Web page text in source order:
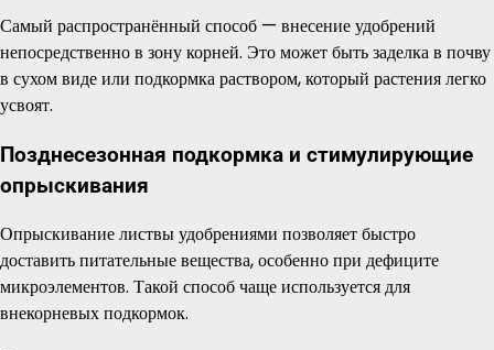
Самый распространённый способ — внесение удобрений
непосредственно в зону корней. Это может быть заделка в почву
в сухом виде или подкормка раствором, который растения легко
усвоят.
Позднесезонная подкормка и стимулирующие
опрыскивания
Опрыскивание листвы удобрениями позволяет быстро
доставить питательные вещества, особенно при дефиците
микроэлементов. Такой способ чаще используется для
внекорневых подкормок.